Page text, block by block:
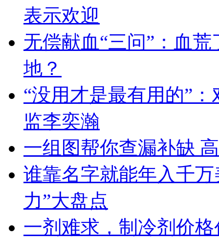
表示欢迎
无偿献血“三问”：血
地？
“没用才是最有用的”
监李奕瀚
一组图帮你查漏补缺
谁靠名字就能年入千
力”大盘点
一剂难求，制冷剂价